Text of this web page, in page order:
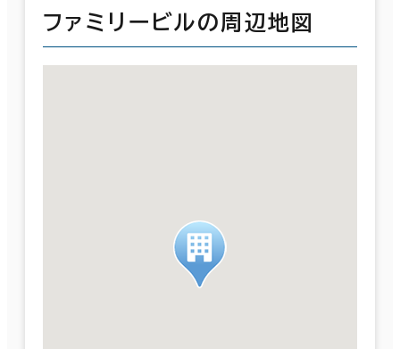
ファミリービルの周辺地図